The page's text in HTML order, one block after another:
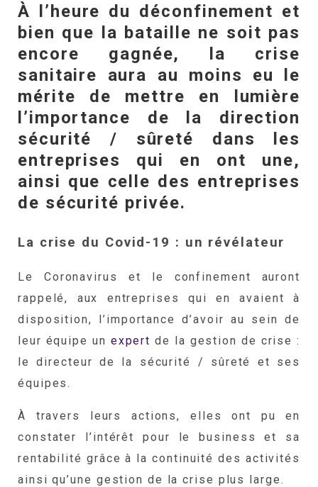
À l’heure du déconfinement et
bien que la bataille ne soit pas
encore gagnée, la crise
sanitaire aura au moins eu le
mérite de mettre en lumière
l’importance de la direction
sécurité / sûreté dans les
entreprises qui en ont une,
ainsi que celle des entreprises
de sécurité privée.
La crise du Covid-19 : un révélateur
Le Coronavirus et le confinement auront
rappelé, aux entreprises qui en avaient à
disposition, l’importance d’avoir au sein de
leur équipe un expert de la gestion de crise :
le directeur de la sécurité / sûreté et ses
équipes.
À travers leurs actions, elles ont pu en
constater l’intérêt pour le business et sa
rentabilité grâce à la continuité des activités
ainsi qu’une gestion de la crise plus large.